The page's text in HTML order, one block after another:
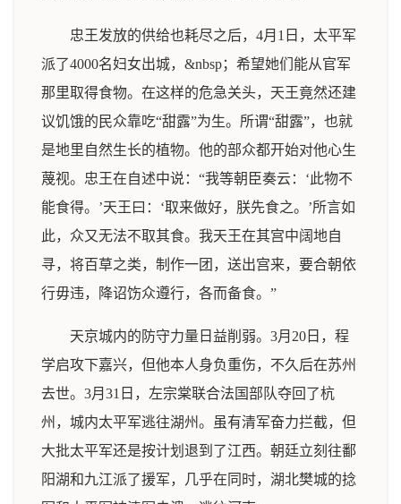
忠王发放的供给也耗尽之后，4月1日，太平军
派了4000名妇女出城，&nbsp；希望她们能从官军
那里取得食物。在这样的危急关头，天王竟然还建
议饥饿的民众靠吃“甜露”为生。所谓“甜露”，也就
是地里自然生长的植物。他的部众都开始对他心生
蔑视。忠王在自述中说：“我等朝臣奏云：‘此物不
能食得。’天王曰：‘取来做好，朕先食之。’所言如
此，众又无法不取其食。我天王在其宫中阔地自
寻，将百草之类，制作一团，送出宫来，要合朝依
行毋违，降诏饬众遵行，各而备食。”
天京城内的防守力量日益削弱。3月20日，程
学启攻下嘉兴，但他本人身负重伤，不久后在苏州
去世。3月31日，左宗棠联合法国部队夺回了杭
州，城内太平军逃往湖州。虽有清军奋力拦截，但
大批太平军还是按计划退到了江西。朝廷立刻往鄱
阳湖和九江派了援军，几乎在同时，湖北樊城的捻